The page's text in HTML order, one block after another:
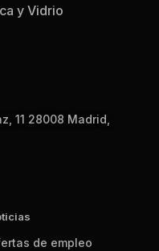
y Vidrio
11 28008 Madrid,
de empleo